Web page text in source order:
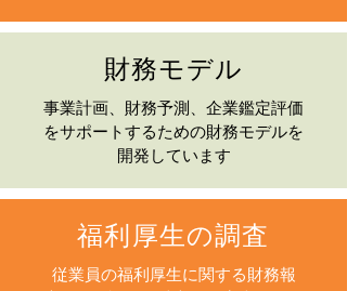
財務モデル
事業計画、財務予測、企業鑑定評価
をサポートするための財務モデルを
開発しています
福利厚生の調査
従業員の福利厚生に関する財務報